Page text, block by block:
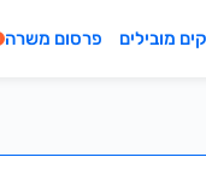
מובילים פרסום משרה